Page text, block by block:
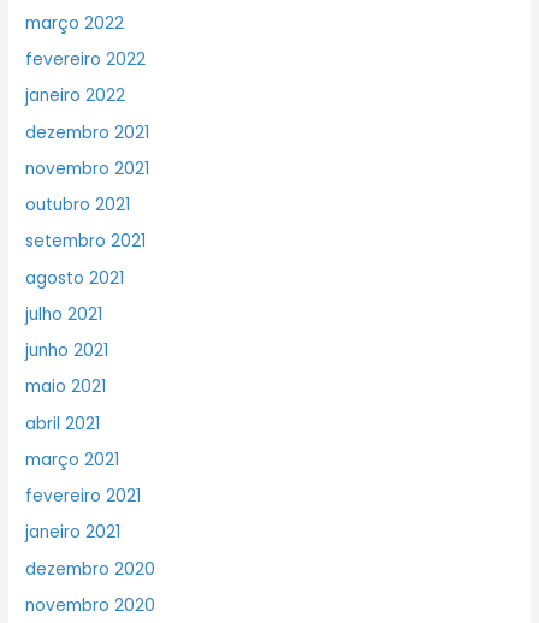
março 2022
fevereiro 2022
janeiro 2022
dezembro 2021
novembro 2021
outubro 2021
setembro 2021
agosto 2021
julho 2021
junho 2021
maio 2021
abril 2021
março 2021
fevereiro 2021
janeiro 2021
dezembro 2020
novembro 2020